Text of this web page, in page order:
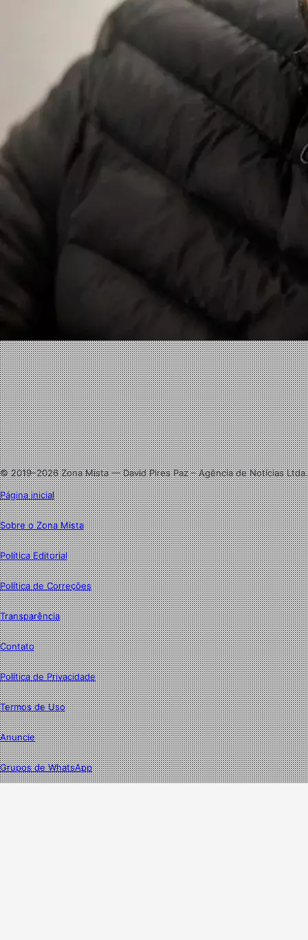
Facebook
X
Linkedin
Instagram
© 2019–2026 Zona Mista — David Pires Paz – Agência de Notícias Ltda.
Página inicial
Sobre o Zona Mista
Política Editorial
Política de Correções
Transparência
Contato
Política de Privacidade
Termos de Uso
Anuncie
Grupos de WhatsApp